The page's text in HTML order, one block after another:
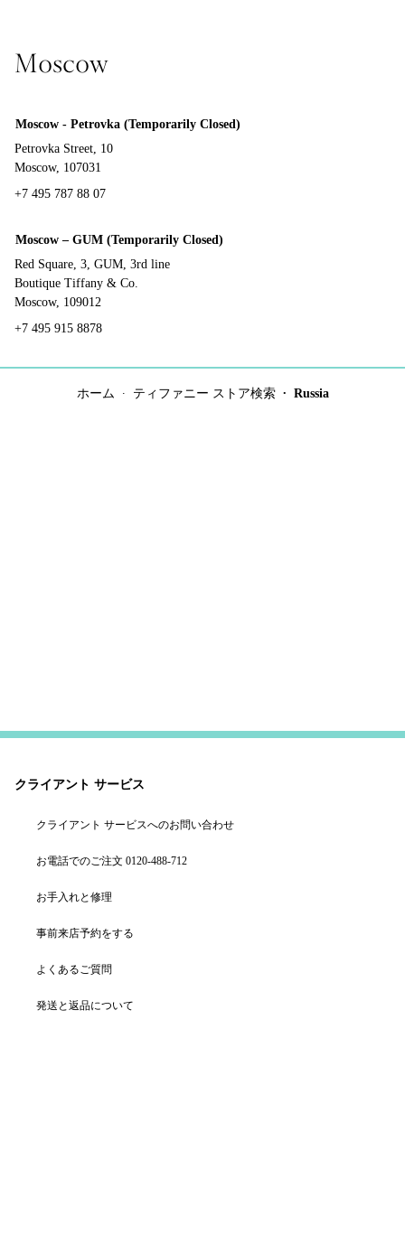
Moscow
Moscow - Petrovka (Temporarily Closed)
Petrovka Street, 10
Moscow, 107031
+7 495 787 88 07
Moscow – GUM (Temporarily Closed)
Red Square, 3, GUM, 3rd line
Boutique Tiffany & Co.
Moscow, 109012
+7 495 915 8878
ホーム ティファニー ストア検索 Russia
クライアント サービス
クライアント サービスへのお問い合わせ
お電話でのご注文 0120-488-712
お手入れと修理
事前来店予約をする
よくあるご質問
発送と返品について